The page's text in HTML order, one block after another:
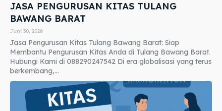
JASA PENGURUSAN KITAS TULANG
BAWANG BARAT
Juni 30, 2026
Jasa Pengurusan Kitas Tulang Bawang Barat: Siap
Membantu Pengurusan Kitas Anda di Tulang Bawang Barat.
Hubungi Kami di 088290247542 Di era globalisasi yang terus
berkembang,...